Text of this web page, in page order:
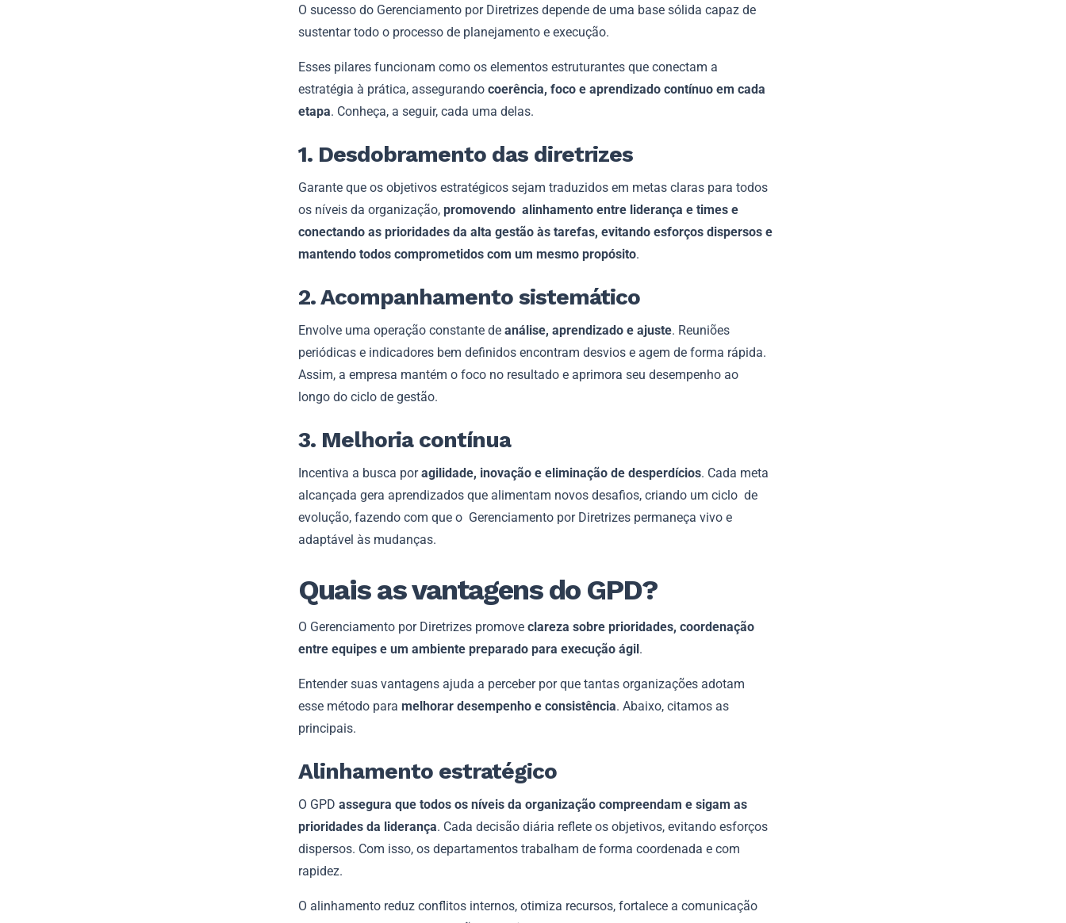
O sucesso do Gerenciamento por Diretrizes depende de uma base sólida capaz de
sustentar todo o processo de planejamento e execução.
Esses pilares funcionam como os elementos estruturantes que conectam a
estratégia à prática, assegurando coerência, foco e aprendizado contínuo em cada
etapa. Conheça, a seguir, cada uma delas.
1. Desdobramento das diretrizes
Garante que os objetivos estratégicos sejam traduzidos em metas claras para todos
os níveis da organização, promovendo alinhamento entre liderança e times e
conectando as prioridades da alta gestão às tarefas, evitando esforços dispersos e
mantendo todos comprometidos com um mesmo propósito.
2. Acompanhamento sistemático
Envolve uma operação constante de análise, aprendizado e ajuste. Reuniões
periódicas e indicadores bem definidos encontram desvios e agem de forma rápida.
Assim, a empresa mantém o foco no resultado e aprimora seu desempenho ao
longo do ciclo de gestão.
3. Melhoria contínua
Incentiva a busca poragilidade, inovação e eliminação de desperdícios. Cada meta
alcançada gera aprendizados que alimentam novos desafios, criando um ciclo de
evolução, fazendo com que o Gerenciamento por Diretrizes permaneça vivo e
adaptável às mudanças.
Quais as vantagens do GPD?
O Gerenciamento por Diretrizes promove clareza sobre prioridades, coordenação
entre equipes e um ambiente preparado para execução ágil .
Entender suas vantagens ajuda a perceber por que tantas organizações adotam
esse método para melhorar desempenho e consistência. Abaixo, citamos as
principais.
Alinhamento estratégico
O GPD assegura que todos os níveis da organização compreendam e sigam as
prioridades da liderança. Cada decisão diária reflete os objetivos, evitando esforços
dispersos. Com isso, os departamentos trabalham de forma coordenada e com
rapidez.
O alinhamento reduz conflitos internos, otimiza recursos, fortalece a comunicação